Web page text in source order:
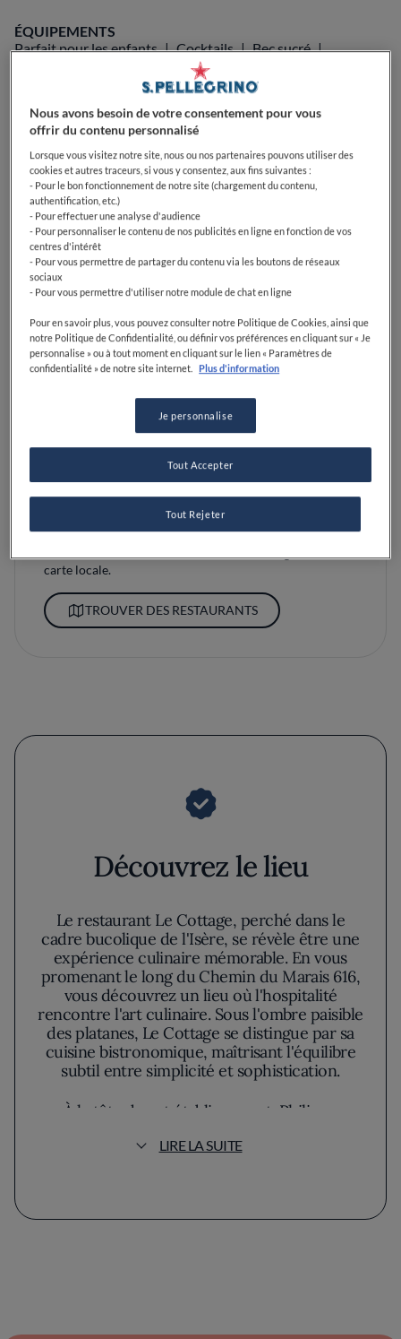
ÉQUIPEMENTS
Parfait pour les enfants
Cocktails
Bec sucré
Parfait pour le petit déjeuner
Parfait pour le déjeuner
Parfait pour le dîner
Passionné de vin
Terrasse
Parfait pour familles avec enfants
Dog-Friendly
Parfait pour les groupes
Découvrez la carte
carte locale.
TROUVER DES RESTAURANTS
Découvrez le lieu
Le restaurant Le Cottage, perché dans le
cadre bucolique de l'Isère, se révèle être une
expérience culinaire mémorable. En vous
promenant le long du Chemin du Marais 616,
vous découvrez un lieu où l'hospitalité
rencontre l'art culinaire. Sous l'ombre paisible
des platanes, Le Cottage se distingue par sa
cuisine bistronomique, maîtrisant l'équilibre
subtil entre simplicité et sophistication.
À la tête de cet établissement, Philippe
ne soit pas constamment derrière les
culinaire irréprochable et savamment
LIRE LA SUITE
Nous avons besoin de votre consentement pour vous
offrir du contenu personnalisé
Lorsque vous visitez notre site, nous ou nos partenaires pouvons utiliser des
cookies et autres traceurs, si vous y consentez, aux fins suivantes :
- Pour le bon fonctionnement de notre site (chargement du contenu,
authentification, etc.)
- Pour effectuer une analyse d'audience
- Pour personnaliser le contenu de nos publicités en ligne en fonction de vos
centres d'intérêt
- Pour vous permettre de partager du contenu via les boutons de réseaux
sociaux
- Pour vous permettre d'utiliser notre module de chat en ligne
Pour en savoir plus, vous pouvez consulter notre Politique de Cookies, ainsi que
notre Politique de Confidentialité, ou définir vos préférences en cliquant sur « Je
personnalise » ou à tout moment en cliquant sur le lien « Paramètres de
confidentialité » de notre site internet.
Plus d'information
Je personnalise
Tout Rejeter
Tout Accepter